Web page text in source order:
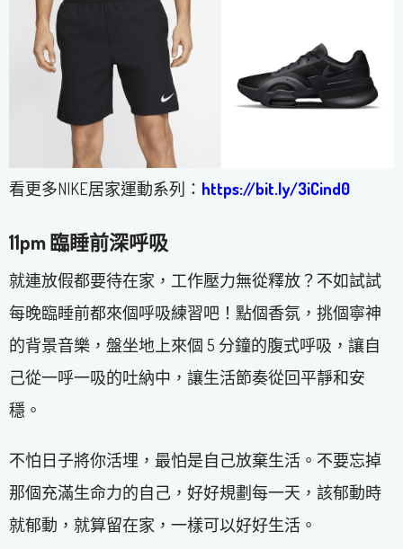
看更多NIKE居家運動系列： https://bit.ly/3iCind0
11pm臨睡前深呼吸
就連放假都要待在家，工作壓力無從釋放？不如試試
每晚臨睡前都來個呼吸練習吧！點個香氛，挑個寧神
的背景音樂，盤坐地上來個 5 分鐘的腹式呼吸，讓自
己從一呼一吸的吐納中，讓生活節奏從回平靜和安
穩。
不怕日子將你活埋，最怕是自己放棄生活。不要忘掉
那個充滿生命力的自己，好好規劃每一天，該郁動時
就郁動，就算留在家，一樣可以好好生活。